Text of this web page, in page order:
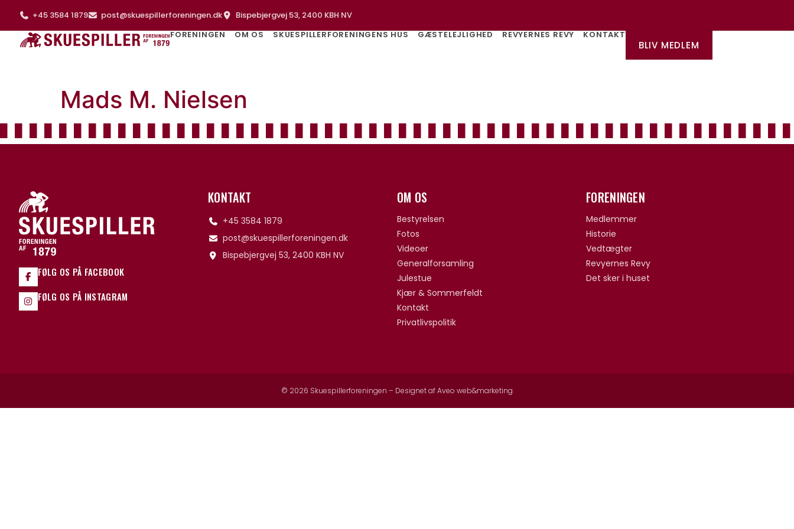
+45 3584 1879 post@skuespillerforeningen.dk
Bispebjergvej 53, 2400 KBH NV
FORENINGEN
OM OS SKUESPILLERFORENINGENS HUS GÆSTELEJLIGHED REVYERNES REVY KONTAKT
BLIV MEDLEM
Mads M. Nielsen
FØLG OS PÅ FACEBOOK
FØLG OS PÅ INSTAGRAM
KONTAKT
+45 3584 1879
post@skuespillerforeningen.dk
Bispebjergvej 53, 2400 KBH NV
OM OS
Bestyrelsen
Fotos
Videoer
Generalforsamling
Julestue
Kjær & Sommerfeldt
Kontakt
Privatlivspolitik
FORENINGEN
Medlemmer
Historie
Vedtægter
Revyernes Revy
Det sker i huset
© 2026 Skuespillerforeningen – Designet afAveo web&marketing